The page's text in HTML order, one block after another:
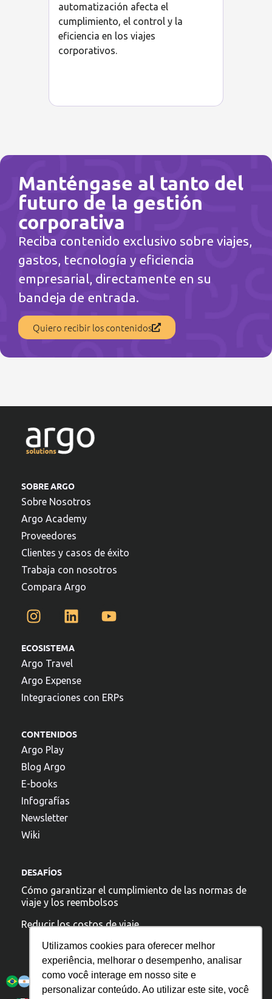
Utilizamos cookies para oferecer melhor
experiência, melhorar o desempenho, analisar
como você interage em nosso site e
personalizar conteúdo. Ao utilizar este site, você
automatización afecta el
cumplimiento, el control y la
eficiencia en los viajes
corporativos.
Manténgase al tanto del
futuro de la gestión
corporativa
Reciba contenido exclusivo sobre viajes,
gastos, tecnología y eficiencia
empresarial, directamente en su
bandeja de entrada.
Quiero recibir los contenidos
SOBRE ARGO
Sobre Nosotros
Argo Academy
Proveedores
Clientes y casos de éxito
Trabaja con nosotros
Compara Argo
ECOSISTEMA
Argo Travel
Argo Expense
Integraciones con ERPs
CONTENIDOS
Argo Play
Blog Argo
E-books
Infografías
Newsletter
Wiki
DESAFÍOS
Cómo garantizar el cumplimiento de las normas de
viaje y los reembolsos
Reducir los costos de viaje